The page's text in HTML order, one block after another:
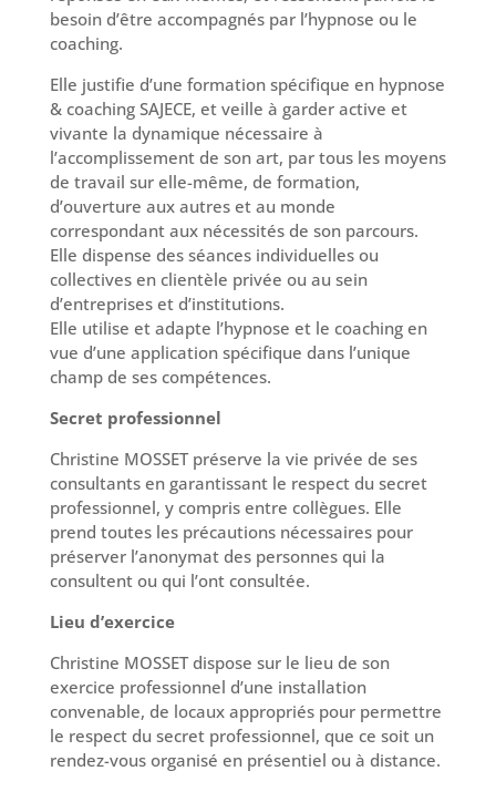
besoin d’être accompagnés par l’hypnose ou le
coaching.
Elle justifie d’une formation spécifique en hypnose
& coaching SAJECE, et veille à garder active et
vivante la dynamique nécessaire à
l’accomplissement de son art, par tous les moyens
de travail sur elle-même, de formation,
d’ouverture aux autres et au monde
correspondant aux nécessités de son parcours.
Elle dispense des séances individuelles ou
collectives en clientèle privée ou au sein
d’entreprises et d’institutions.
Elle utilise et adapte l’hypnose et le coaching en
vue d’une application spécifique dans l’unique
champ de ses compétences.
Secret professionnel
Christine MOSSET préserve la vie privée de ses
consultants en garantissant le respect du secret
professionnel, y compris entre collègues. Elle
prend toutes les précautions nécessaires pour
préserver l’anonymat des personnes qui la
consultent ou qui l’ont consultée.
Lieu d’exercice
Christine MOSSET dispose sur le lieu de son
exercice professionnel d’une installation
convenable, de locaux appropriés pour permettre
le respect du secret professionnel, que ce soit un
rendez-vous organisé en présentiel ou à distance.